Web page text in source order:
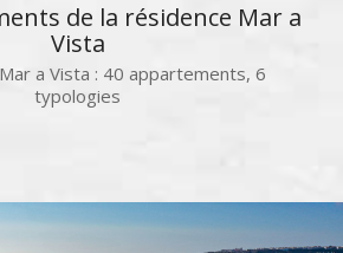
de la résidence Mar a
Vista
a Vista : 40 appartements, 6
typologies